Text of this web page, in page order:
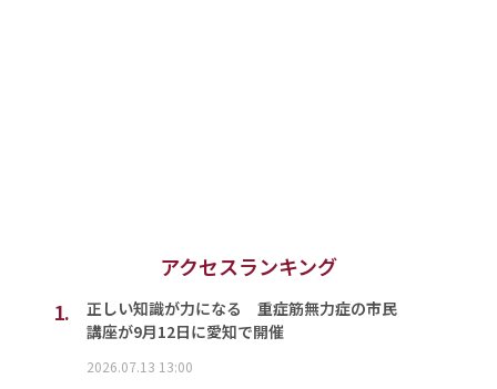
アクセスランキング
1.
正しい知識が力になる 重症筋無力症の市民
講座が9月12日に愛知で開催
2026.07.13 13:00